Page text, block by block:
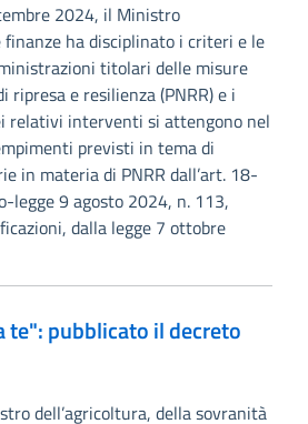
2024, il Ministro
finanze ha disciplinato i criteri e le
titolari delle misure
ripresa e resilienza (PNRR) e i
relativi interventi si attengono nel
previsti in tema di
in materia di PNRR dall’art. 18-
legge 9 agosto 2024, n. 113,
dalla legge 7 ottobre
te": pubblicato il decreto
dell’agricoltura, della sovranità